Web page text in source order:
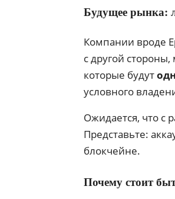
Будущее рынка:
Компании вроде
с другой
которые будут
условного
Ожидается, что с
Представьте:
блокчейне.
Почему стоит